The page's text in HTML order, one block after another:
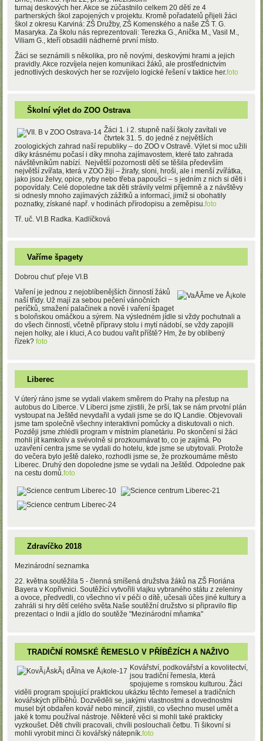
turnaj deskových her. Akce se zúčastnilo celkem 20 dětí ze 4
partnerských škol zapojených v projektu. Kromě pořadatelů přijeli žáci
škol z okresu Karviná: ZŠ Družby, ZŠ Komenského a naše ZŠ T. G.
Masaryka. Za školu nás reprezentovali: Terezka G., Anička M., Vasil M.,
Viliam G., kteří obsadili nádherné první místo.
Žáci se seznámili s několika, pro ně novými, deskovými hrami a jejich
pravidly. Akce rozvíjela nejen komunikaci žáků, ale prostřednictvím
jednotlivých deskových her se rozvíjelo logické řešení v taktice her.foto
Školní výlet do ZOO Ostrava
Žáci 1. i 2. stupně naší školy zavítali ve
čtvrtek 31. 5. do jedné z největších
zoologických zahrad naší republiky – do ZOO v Ostravě. Výlet si moc užili
díky krásnému počasí i díky mnoha zajímavostem, které tato zahrada
návštěvníkům nabízí. Největší pozornosti dětí se těšila především
největší zvířata, která v ZOO žijí – žirafy, sloni, hroši, ale i menší zvířátka,
jako jsou želvy, opice, ryby nebo třeba papoušci – s jedním z nich si děti i
popovídaly. Celé dopoledne tak děti strávily velmi příjemně a z návštěvy
si odnesly mnoho zajímavých zážitků a informací, jimiž si obohatily
poznatky, získané např. v hodinách přírodopisu a zeměpisu.foto
Tř. uč. VI.B Radka. Kadlíčková
Vaříme špagety
Dobrou chuť přeje VI.B
Vaření je jednou z nejoblíbenějších činností žáků
naší třídy. Už mají za sebou pečení vánočních
períčků, smažení palačinek a nově i vaření špaget
s boloňskou omáčkou a sýrem. Na výsledném jídle si vždy pochutnali a
do všech činností, včetně přípravy stolu i mytí nádobí, se vždy zapojili
nejen holky, ale i kluci, A co budou vařit příště? Hm, že by oblíbený
řízek?foto
Liberec
V úterý ráno jsme se vydali vlakem směrem do Prahy na přestup na
autobus do Liberce. V Liberci jsme zjistili, že prší, tak se nám prvotní plán
vystoupat na Ještěd nevydařil a vydali jsme se do IQ Landie. Objevovali
jsme tam společně všechny interaktivní pomůcky a diskutovali o nich.
Později jsme zhlédli program v místním planetáriu. Po skončení si žáci
mohli jít kamkoliv a svévolně si prozkoumávat to, co je zajímá. Po
uzavření centra jsme se vydali do hotelu, kde jsme se ubytovali. Protože
do večera bylo ještě daleko, rozhodli jsme se, že prozkoumáme město
Liberec. Druhý den dopoledne jsme se vydali na Ještěd. Odpoledne pak
na cestu domů.foto
Zdravíčko 2018
Mezinárodní seznamka
22. května soutěžila 5 - členná smíšená družstva žáků na ZŠ Floriána
Bayera v Kopřivnici. Soutěžící vytvořili vlajku vybraného státu z zeleniny
a ovoce, předvedli, co všechno ví v péči o dítě, učesali účes jiné kultury a
zahráli si hry dětí celého světa.Naše soutěžní družstvo si připravilo flip
prezentaci o Indii a jídlo do soutěže "Mezinárodní mňamka"
TRADIČNÍ ROMSKÉ ŘEMESLO V PŘÍBĚZÍCH A NAŽIVO
Kovářství, podkovářství a kovolitectví,
jsou tradiční řemesla, která
spojujeme s romskou kulturou. Žáci
viděli program spojující praktickou ukázku těchto řemesel a tradičních
kovářských příběhů. Dozvěděli se, jakými vlastnostmi a dovednostmi
musel být obdařen kovář nebo mincíř, zjistili, co všechno musel umět a
jaké k tomu používal nástroje. Některé věci si mohli také prakticky
vyzkoušet. Děti chvíli pracovali, chvíli poslouchali četbu. Ti šikovní si
mohli vyrobit minci či kovářský nátepník.foto